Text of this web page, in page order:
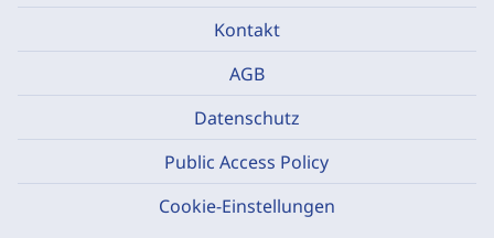
Kontakt
AGB
Datenschutz
Public Access Policy
Cookie-Einstellungen